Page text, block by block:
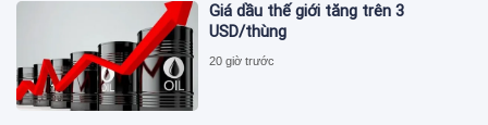
Giá dầu thế giới tăng trên 3
USD/thùng
20 giờ trước